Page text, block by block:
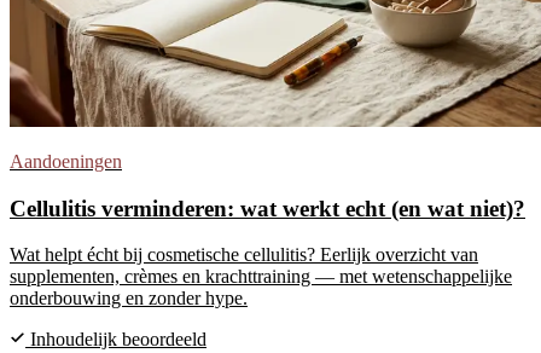
Aandoeningen
Cellulitis verminderen: wat werkt echt (en wat niet)?
Wat helpt écht bij cosmetische cellulitis? Eerlijk overzicht van
supplementen, crèmes en krachttraining — met wetenschappelijke
onderbouwing en zonder hype.
Inhoudelijk beoordeeld